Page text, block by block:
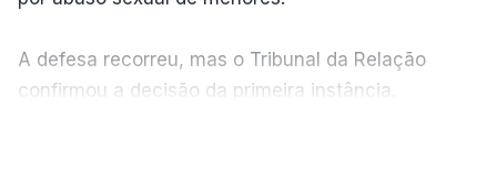
A defesa recorreu, mas o Tribunal da Relação
confirmou a decisão da primeira instância.